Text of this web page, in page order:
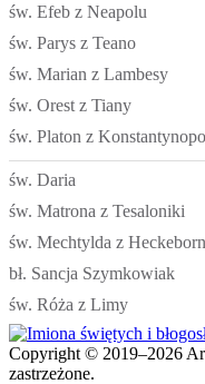
św. Efeb z Neapolu
św. Parys z Teano
św. Marian z Lambesy
św. Orest z Tiany
św. Platon z
św. Daria
św. Matrona z Tesaloniki
św. Mechtylda z Heckeborn
bł. Sancja Szymkowiak
św. Róża z Limy
Copyright © 2019–2026
zastrzeżone.